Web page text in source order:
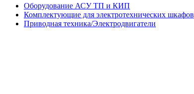
Оборудование АСУ ТП и КИП
Комплектующие для электротехнических шкафов
Приводная техника/Электродвигатели